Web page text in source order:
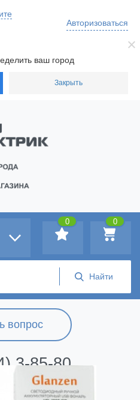
ваш город
Закрыть
Авторизоваться
вопрос
3-85-80
0
0